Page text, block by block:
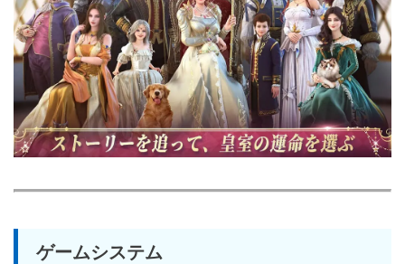
ゲームシステム